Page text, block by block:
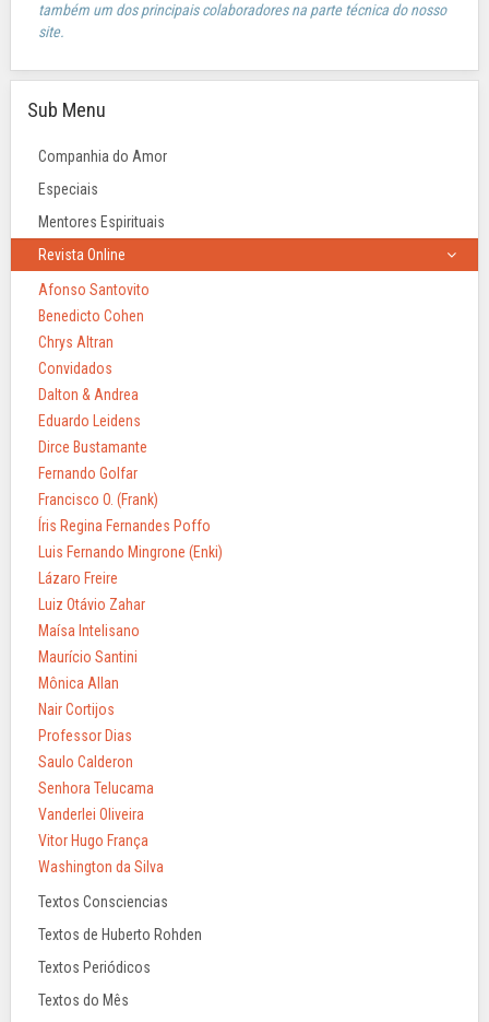
também um dos principais colaboradores na parte técnica do nosso
site.
Sub Menu
Companhia do Amor
Especiais
Mentores Espirituais
Revista Online
Afonso Santovito
Benedicto Cohen
Chrys Altran
Convidados
Dalton & Andrea
Eduardo Leidens
Dirce Bustamante
Fernando Golfar
Francisco O. (Frank)
Íris Regina Fernandes Poffo
Luis Fernando Mingrone (Enki)
Lázaro Freire
Luiz Otávio Zahar
Maísa Intelisano
Maurício Santini
Mônica Allan
Nair Cortijos
Professor Dias
Saulo Calderon
Senhora Telucama
Vanderlei Oliveira
Vitor Hugo França
Washington da Silva
Textos Consciencias
Textos de Huberto Rohden
Textos Periódicos
Textos do Mês